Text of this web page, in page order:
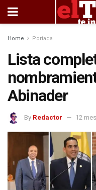
Home Portada
Lista
Abinader
By Redactor 12